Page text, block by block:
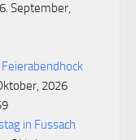
September,
2026
in Fussach